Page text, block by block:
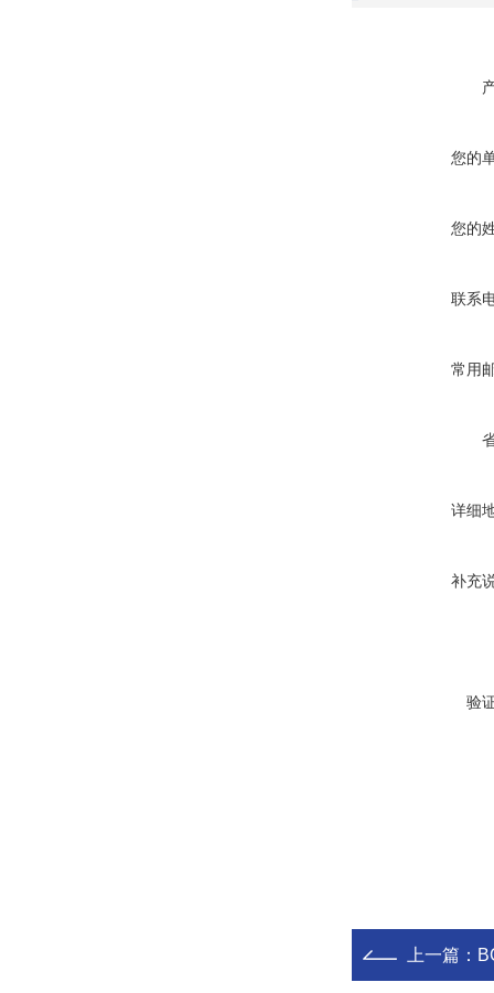
您的
您的
联系
常用
详细
补充
验
上一篇：